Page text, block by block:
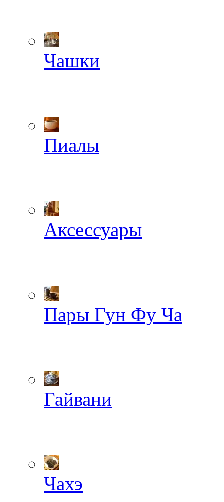
Чашки
Пиалы
Аксессуары
Пары Гун Фу Ча
Гайвани
Чахэ